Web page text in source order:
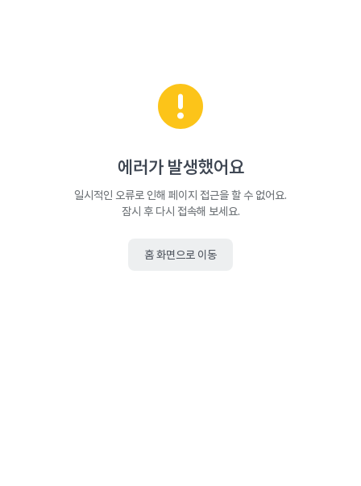
에러가 발생했어요
일시적인 오류로 인해 페이지 접근을 할 수 없어요.
잠시 후 다시 접속해 보세요.
홈 화면으로 이동